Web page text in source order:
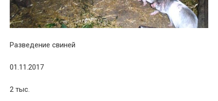
Разведение свиней
01.11.2017
2 тыс.